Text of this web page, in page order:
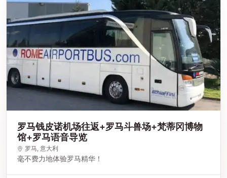
罗马钱皮诺机场往返+罗马斗兽场+梵蒂冈博物
馆+罗马语音导览
罗马, 意大利
毫不费力地体验罗马精华！